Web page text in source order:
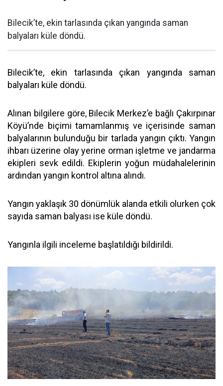
Bilecik’te, ekin tarlasında çıkan yangında saman
balyaları küle döndü.
Bilecik’te, ekin tarlasında çıkan yangında saman
balyaları küle döndü.
Alınan bilgilere göre, Bilecik Merkez’e bağlı Çakırpınar
Köyü’nde biçimi tamamlanmış ve içerisinde saman
balyalarının bulunduğu bir tarlada yangın çıktı. Yangın
ihbarı üzerine olay yerine orman işletme ve jandarma
ekipleri sevk edildi. Ekiplerin yoğun müdahalelerinin
ardından yangın kontrol altına alındı.
Yangın yaklaşık 30 dönümlük alanda etkili olurken çok
sayıda saman balyası ise küle döndü.
Yangınla ilgili inceleme başlatıldığı bildirildi.